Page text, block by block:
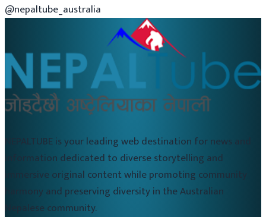
@nepaltube_australia
NEPALTUBE is your leading web destination for news and
information dedicated to diverse storytelling and
immersive original content while promoting community
harmony and preserving diversity in the Australian
Nepalese community.